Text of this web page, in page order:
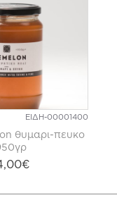
ΕΙΔΗ-00001400
θυμαρι-πευκο